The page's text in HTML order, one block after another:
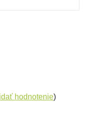
hodnotenie)